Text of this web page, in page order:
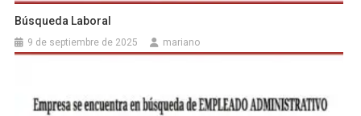
Búsqueda Laboral
9 de septiembre de 2025 mariano